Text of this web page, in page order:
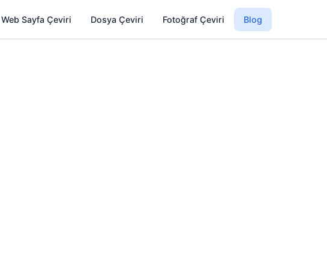
Web Sayfa Çeviri Dosya Çeviri Fotoğraf Çeviri Blog